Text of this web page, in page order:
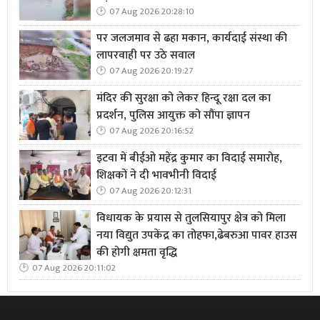
07 Aug 2026 20:28:10
पर जलजमाव से ढहा मकान, कार्यदाई संस्था की
लापरवाही पर उठे सवाल
07 Aug 2026 20:19:27
मंदिर की सुरक्षा को लेकर हिन्दू रक्षा दल का
प्रदर्शन, पुलिस आयुक्त को सौंपा ज्ञापन
07 Aug 2026 20:16:52
इटवा में बीईओ महेंद्र कुमार का विदाई समारोह,
शिक्षकों ने दी भावभीनी विदाई
07 Aug 2026 20:12:31
विधायक के प्रयास से तुलसियापुर क्षेत्र को मिला
नया विद्युत उपकेंद्र का तोहफा,ढेबरुआ पावर हाउस
की होगी क्षमता वृद्धि
07 Aug 2026 20:11:02